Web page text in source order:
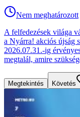
Nem meghatározott
A felfedezések világa
a Nyárra! akciós újság
2026.07.31.-ig
megtalál, amire
Megtekintés Követés